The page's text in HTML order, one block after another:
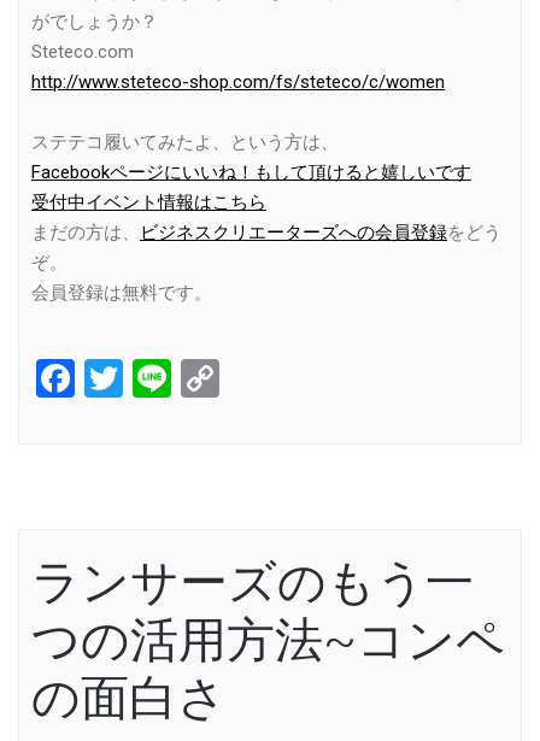
がでしょうか？
Steteco.com
http://www.steteco-shop.com/fs/steteco/c/women
ステテコ履いてみたよ、という方は、
Facebookページにいいね！もして頂けると嬉しいです
受付中イベント情報はこちら
まだの方は、
ビジネスクリエーターズへの会員登録をどう
ぞ。
会員登録は無料です。
Facebook
Twitter
Line
ランサーズのもう一
つの活用方法~コンペ
の面白さ